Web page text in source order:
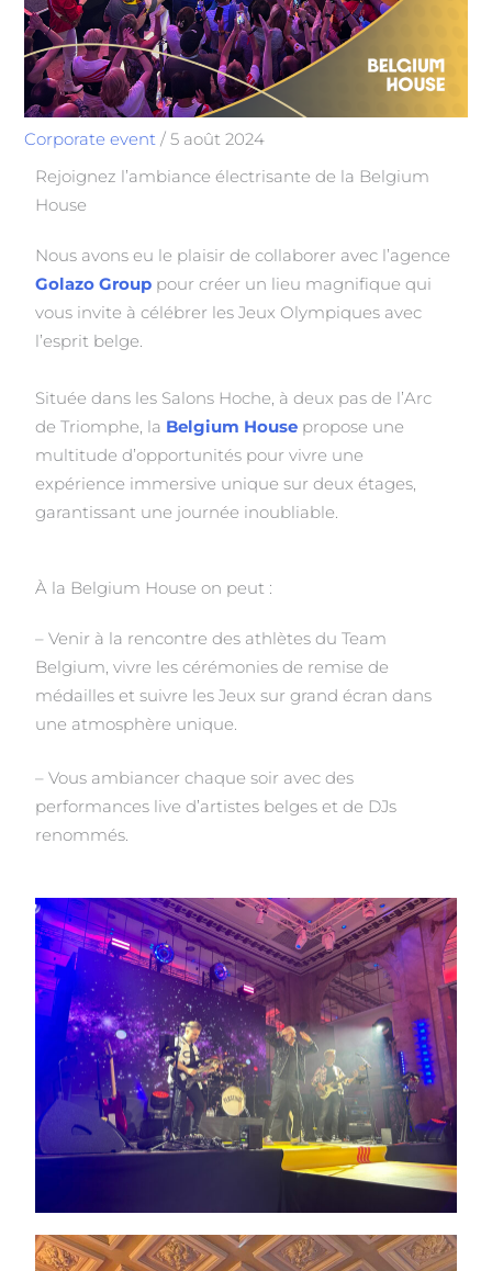
Corporate event /5 août 2024
Rejoignez l’ambiance électrisante de la Belgium
House
Nous avons eu le plaisir de collaborer avec l’agence
Golazo Group pour créer un lieu magnifique qui
vous invite à célébrer les Jeux Olympiques avec
l’esprit belge.
Située dans les Salons Hoche, à deux pas de l’Arc
de Triomphe, la Belgium House propose une
multitude d’opportunités pour vivre une
expérience immersive unique sur deux étages,
garantissant une journée inoubliable.
À la Belgium House on peut :
– Venir à la rencontre des athlètes du Team
Belgium, vivre les cérémonies de remise de
médailles et suivre les Jeux sur grand écran dans
une atmosphère unique.
– Vous ambiancer chaque soir avec des
performances live d’artistes belges et de DJs
renommés.